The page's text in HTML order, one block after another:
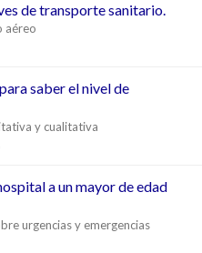
de transporte sanitario.
aéreo
saber el nivel de
y cualitativa
a un mayor de edad
urgencias y emergencias